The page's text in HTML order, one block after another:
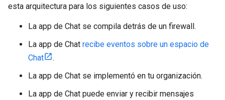
esta arquitectura para los siguientes casos de uso:
La app de Chat se compila detrás de un firewall.
La app de Chat recibe eventos sobre un espacio de
Chat
.
La app de Chat se implementó en tu organización.
La app de Chat puede enviar y recibir mensajes